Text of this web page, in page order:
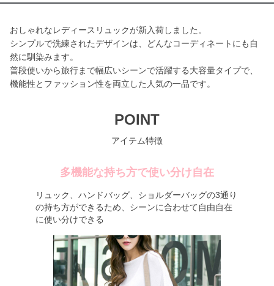
おしゃれなレディースリュックが新入荷しました。
シンプルで洗練されたデザインは、どんなコーディネートにも自
然に馴染みます。
普段使いから旅行まで幅広いシーンで活躍する大容量タイプで、
機能性とファッション性を両立した人気の一品です。
POINT
アイテム特徴
多機能な持ち方で使い分け自在
リュック、ハンドバッグ、ショルダーバッグの3通り
の持ち方ができるため、シーンに合わせて自由自在
に使い分けできる